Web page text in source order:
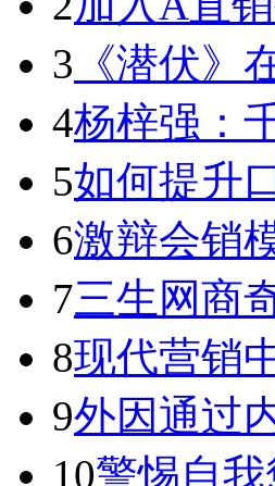
3 《潜伏
4杨梓强：
5如何提升
6激辩会销
7三生网商
8现代营销
9外因通过
10警惕自